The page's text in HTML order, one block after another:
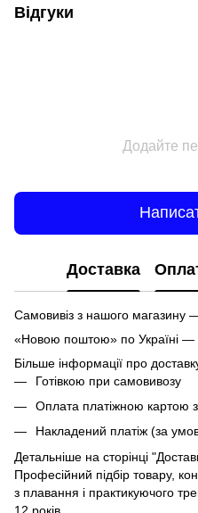
Відгуки
Додайте
Доставка
Самовивіз з нашого магазину
«Новою поштою» по Україні —
Більше інформації про
Готівкою при самовивозу
Оплата платіжною картою
Накладений платіж (за
Детальніше на сторінці
Професійний підбір товару,
з плавання і практикуючого
12 років.